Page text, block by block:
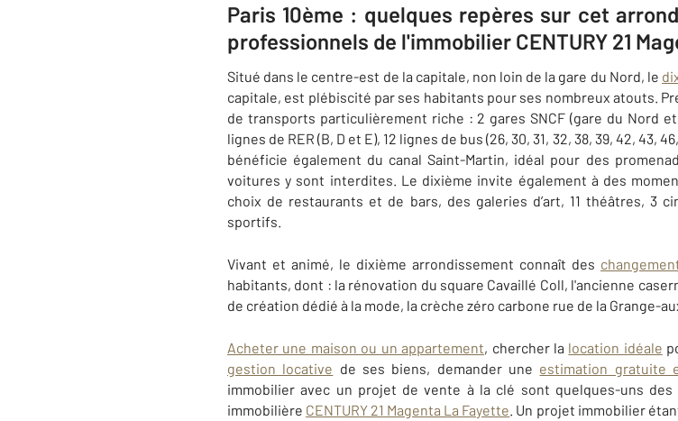
Paris 10ème : quelques repères sur cet
professionnels de l'immobilier CENTURY 21
Situé dans le centre-est de la capitale, non loin de la gare du Nord, le
capitale, est plébiscité par ses habitants pour ses nombreux atouts.
de transports particulièrement riche : 2 gares SNCF (gare du Nord
lignes de RER (B, D et E), 12 lignes de bus (26, 30, 31, 32, 38, 39, 42, 43,
bénéficie également du canal Saint-Martin, idéal pour des
voitures y sont interdites. Le dixième invite également à des
choix de restaurants et de bars, des galeries d’art, 11 théâtres, 3
sportifs.
Vivant et animé, le dixième arrondissement connaît des
habitants, dont : la rénovation du square Cavaillé Coll, l'ancienne
de création dédié à la mode, la crèche zéro carbone rue de la Grange-
Acheter une maison ou un appartement, chercher la location idéale
gestion locative de ses biens, demander une estimation gratuite
immobilier avec un projet de vente à la clé sont quelques-uns
immobilière CENTURY 21 Magenta La Fayette. Un projet immobilier